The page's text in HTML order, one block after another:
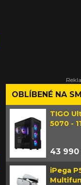
OBLÍBENÉ NA
TIGO
5070 -
43 990
iPega